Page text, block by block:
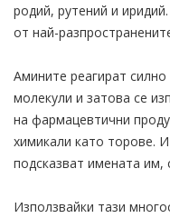
родий, рутений и
от най-
Амините реагират
молекули и затова се
на фармацевтични
химикали като торове.
подсказват имената
Използвайки тази